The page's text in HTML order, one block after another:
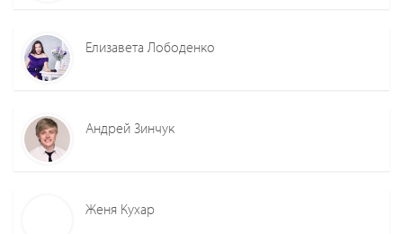
Елизавета Лободенко
Андрей Зинчук
Женя Кухар